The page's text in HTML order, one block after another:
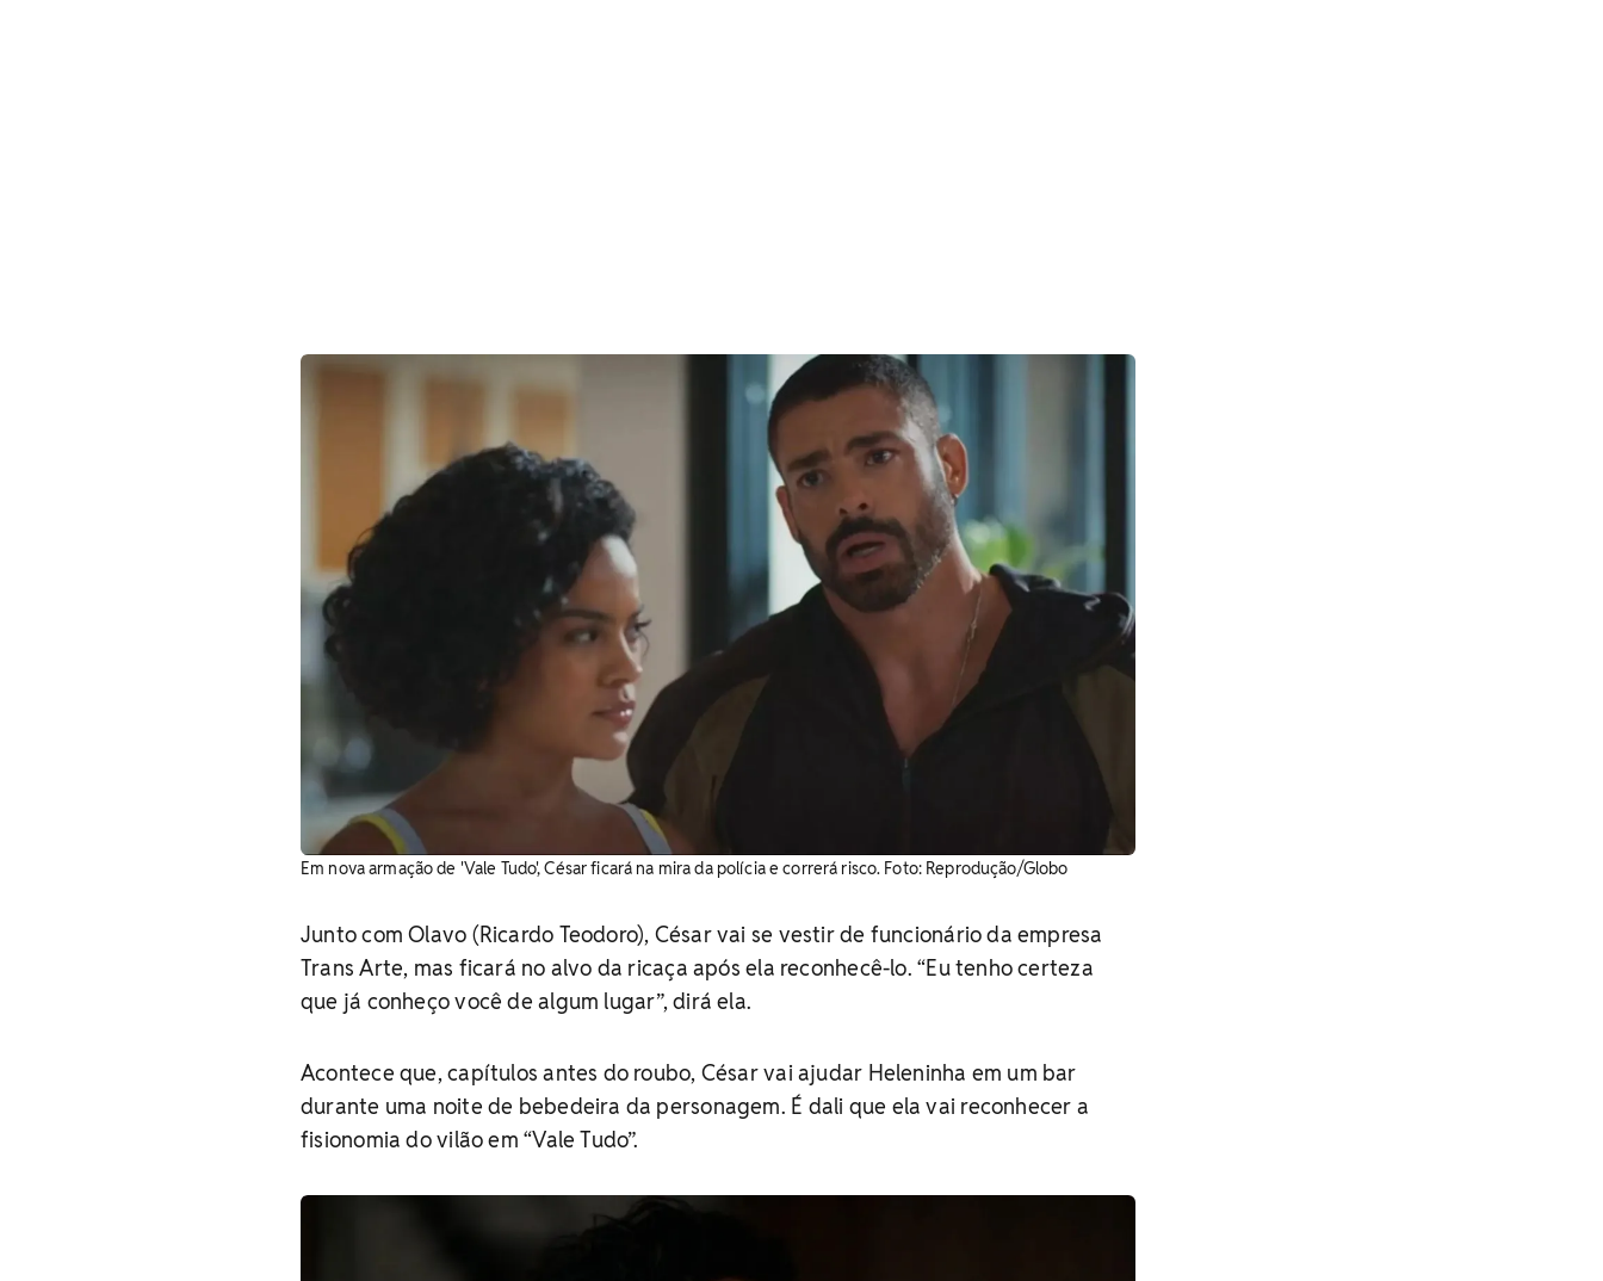
Em nova armação de 'Vale Tudo', César ficará na mira da polícia e correrá risco. Foto: Reprodução/Globo
Junto com Olavo (Ricardo Teodoro), César vai se vestir de funcionário da empresa
Trans Arte, mas ficará no alvo da ricaça após ela reconhecê-lo. “Eu tenho certeza
que já conheço você de algum lugar”, dirá ela.
Acontece que, capítulos antes do roubo, César vai ajudar Heleninha em um bar
durante uma noite de bebedeira da personagem. É dali que ela vai reconhecer a
fisionomia do vilão em “Vale Tudo”.